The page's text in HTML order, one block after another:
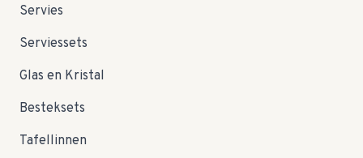
Servies
Serviessets
Glas en Kristal
Besteksets
Tafellinnen